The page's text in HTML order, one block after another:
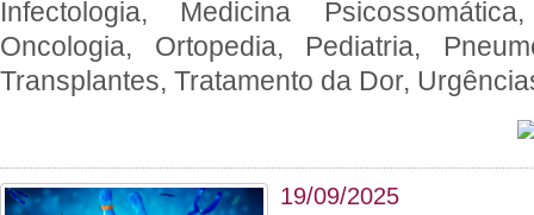
Infectologia, Medicina
Oncologia, Ortopedia, Pediatria,
Transplantes, Tratamento da Dor,
19/09/2025